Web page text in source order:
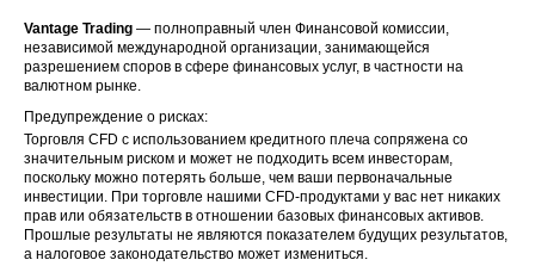
Vantage Trading — полноправный член Финансовой комиссии,
независимой международной организации, занимающейся
разрешением споров в сфере финансовых услуг, в частности на
валютном рынке.
Предупреждение о рисках:
Торговля CFD с использованием кредитного плеча сопряжена со
значительным риском и может не подходить всем инвесторам,
поскольку можно потерять больше, чем ваши первоначальные
инвестиции. При торговле нашими CFD-продуктами у вас нет никаких
прав или обязательств в отношении базовых финансовых активов.
Прошлые результаты не являются показателем будущих результатов,
а налоговое законодательство может измениться.